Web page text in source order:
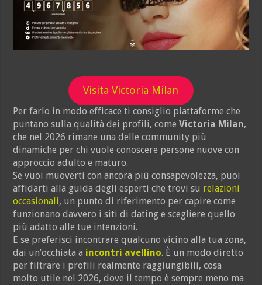
Visita Victoria Milan
Per farlo in modo efficace ti consiglio piattaforme che
puntano sulla qualità dei profili, comeVictoria Milan,
che nel 2026 rimane una delle community più
dinamiche per chi vuole conoscere persone nuove con
approccio adulto e maturo.
Se vuoi muoverti con ancora più consapevolezza, puoi
affidarti alla guida degli esperti che trovi su relazioni
occasionali, un punto di riferimento per capire come
funzionano davvero i siti di dating e scegliere quello
più adatto alle tue intenzioni.
E se preferisci incontrare qualcuno vicino alla tua zona,
dai un’occhiata a incontri avellino. È un modo diretto
per filtrare i profili realmente raggiungibili, cosa
molto utile nel 2026, dove il tempo è sempre meno ma